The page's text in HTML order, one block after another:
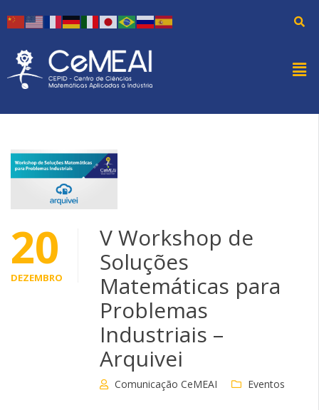
20
DEZEMBRO
V Workshop de
Soluções
Matemáticas para
Problemas
Industriais –
Arquivei
Comunicação CeMEAI Eventos